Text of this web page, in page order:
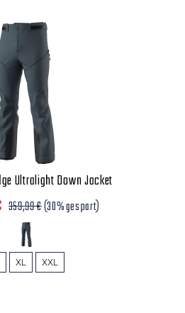
Ultralight Down Jacket
359,99 €(30% gespart)
XL XXL